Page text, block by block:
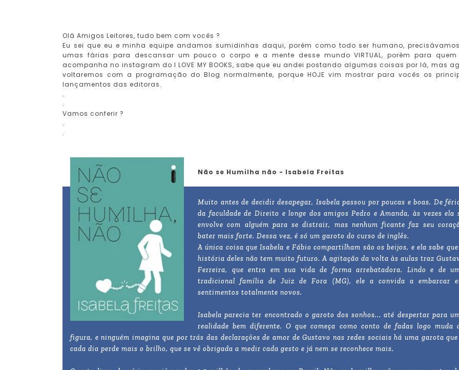
Olá Amigos Leitores, tudo bem com vocês ?
Eu sei que eu e minha equipe andamos sumidinhas daqui, porém como todo ser humano,
umas fárias para descansar um pouco o corpo e a mente desse mundo VIRTUAL, porém para quem
acompanha no instagram do I LOVE MY BOOKS, sabe que eu andei postando algumas coisas por lá, mas
voltaremos com a programação do Blog normalmente, porque HOJE vim mostrar para vocês os
lançamentos das editoras.
.
.
Vamos conferir ?
.
.
Não se Humilha não - Isabela Freitas
Muito antes de decidir desapegar, Isabela passou por poucas e boas. De
da faculdade de Direito e longe dos amigos Pedro e Amanda, às vezes ela
envolve com alguém para se distrair, mas nenhum ficante faz seu
bater mais forte. Dessa vez, é só um garoto do curso de inglês.
A única coisa que Isabela e Fábio compartilham são os beijos, e ela sabe
história deles não tem muito futuro. A agitação da volta às aulas traz
Ferreira, que entra em sua vida de forma arrebatadora. Lindo e de
tradicional família de Juiz de Fora (MG), ele a convida a embarcar
sentimentos totalmente novos.
Isabela parecia ter encontrado o garoto dos sonhos... até despertar para
realidade bem diferente. O que começa como conto de fadas logo muda
figura, e ninguém imagina que por trás das declarações de amor de Gustavo nas redes sociais há uma garota
cada dia perde mais o brilho, que se vê obrigada a medir cada gesto e já nem se reconhece mais.